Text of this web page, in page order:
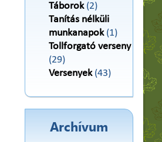
Táborok(2)
Tanítás nélküli
munkanapok(1)
Tollforgató verseny
(29)
Versenyek(43)
Archívum